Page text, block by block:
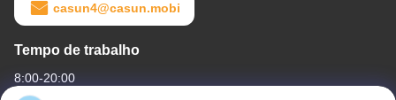
casun4@casun.mobi
Tempo de trabalho
8:00-20:00